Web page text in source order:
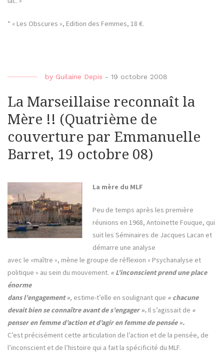
* « Les Obscures », Edition des Femmes, 18 €.
by Guilaine Depis - 19 octobre 2008
La Marseillaise reconnaît la
Mère !! (Quatrième de
couverture par Emmanuelle
Barret, 19 octobre 08)
La mère du MLF
Peu de temps après les première
réunions en 1968, Antoinette Fouque, qui
suit les Séminaires de Jacques Lacan et
démarre une analyse
avec le «maître », mène le groupe de réflexion « Psychanalyse et
politique » au sein du mouvement. « L’inconscient prend une place
énorme
dans l’engagement », estime-t’elle en soulignant que « chacune
devait bien se connaître avant de s’engager ». Il s’agissait de «
penser en femme d’action et d’agir en femme de pensée ».
C’est précisément cette articulation de l’action et de la pensée, de
l’inconscient et de l’histoire qui a fait la spécificité du MLF.